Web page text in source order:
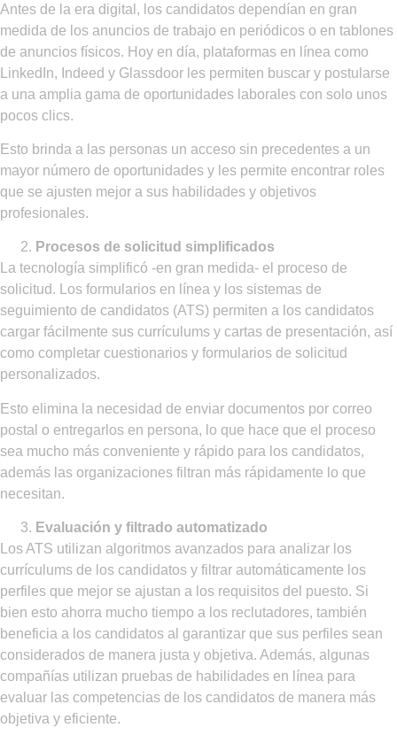
Antes de la era digital, los candidatos dependían en gran
medida de los anuncios de trabajo en periódicos o en tablones
de anuncios físicos. Hoy en día, plataformas en línea como
LinkedIn, Indeed y Glassdoor les permiten buscar y postularse
a una amplia gama de oportunidades laborales con solo unos
pocos clics.
Esto brinda a las personas un acceso sin precedentes a un
mayor número de oportunidades y les permite encontrar roles
que se ajusten mejor a sus habilidades y objetivos
profesionales.
Procesos de solicitud simplificados
La tecnología simplificó -en gran medida- el proceso de
solicitud. Los formularios en línea y los sistemas de
seguimiento de candidatos (ATS) permiten a los candidatos
cargar fácilmente sus currículums y cartas de presentación, así
como completar cuestionarios y formularios de solicitud
personalizados.
Esto elimina la necesidad de enviar documentos por correo
postal o entregarlos en persona, lo que hace que el proceso
sea mucho más conveniente y rápido para los candidatos,
además las organizaciones filtran más rápidamente lo que
necesitan.
Evaluación y filtrado automatizado
Los ATS utilizan algoritmos avanzados para analizar los
currículums de los candidatos y filtrar automáticamente los
perfiles que mejor se ajustan a los requisitos del puesto. Si
bien esto ahorra mucho tiempo a los reclutadores, también
beneficia a los candidatos al garantizar que sus perfiles sean
considerados de manera justa y objetiva. Además, algunas
compañías utilizan pruebas de habilidades en línea para
evaluar las competencias de los candidatos de manera más
objetiva y eficiente.